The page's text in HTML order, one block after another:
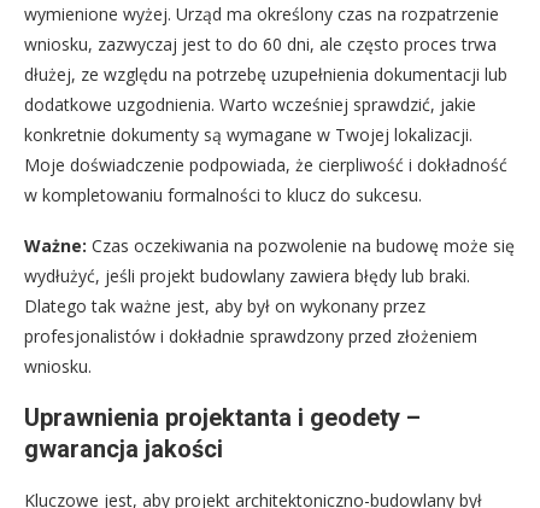
wymienione wyżej. Urząd ma określony czas na rozpatrzenie
wniosku, zazwyczaj jest to do 60 dni, ale często proces trwa
dłużej, ze względu na potrzebę uzupełnienia dokumentacji lub
dodatkowe uzgodnienia. Warto wcześniej sprawdzić, jakie
konkretnie dokumenty są wymagane w Twojej lokalizacji.
Moje doświadczenie podpowiada, że cierpliwość i dokładność
w kompletowaniu formalności to klucz do sukcesu.
Ważne: Czas oczekiwania na pozwolenie na budowę może się
wydłużyć, jeśli projekt budowlany zawiera błędy lub braki.
Dlatego tak ważne jest, aby był on wykonany przez
profesjonalistów i dokładnie sprawdzony przed złożeniem
wniosku.
Uprawnienia projektanta i geodety –
gwarancja jakości
Kluczowe jest, aby projekt architektoniczno-budowlany był